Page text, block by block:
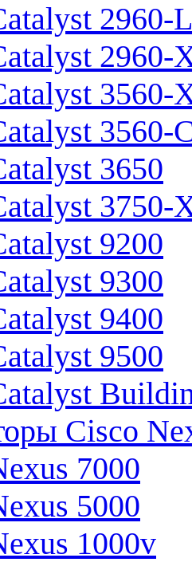
2960-L
2960-
3560-
3560-
3650
3750-
9200
9300
9400
9500
Cisco
7000
5000
1000v